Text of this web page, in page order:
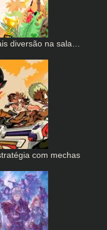
diversão na sala…
com mechas